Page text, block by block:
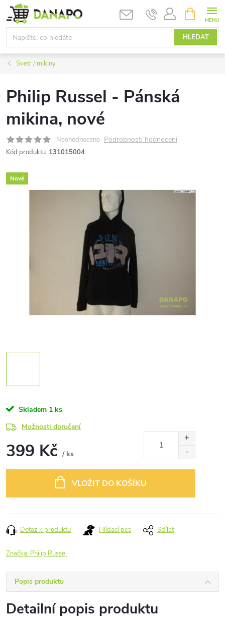
Přejít
na
obsah
HLEDAT
NÁKUPNÍ
KOŠÍK
Svetr / mikiny
Philip Russel - Pánská
mikina, nové
Neohodnoceno Podrobnosti hodnocení
Kód produktu: 131015004
Nové
Skladem 1 ks
Možnosti doručení
399 Kč / ks
VLOŽIT DO KOŠÍKU
Dotaz k produktu Hlídací pes Sdílet
Značka: Philip Russel
Popis produktu
Detailní popis produktu